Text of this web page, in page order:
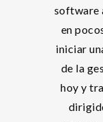
software
en
iniciar
de la
hoy y